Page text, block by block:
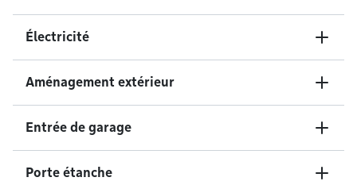
Électricité
Aménagement extérieur
Entrée de garage
Porte étanche